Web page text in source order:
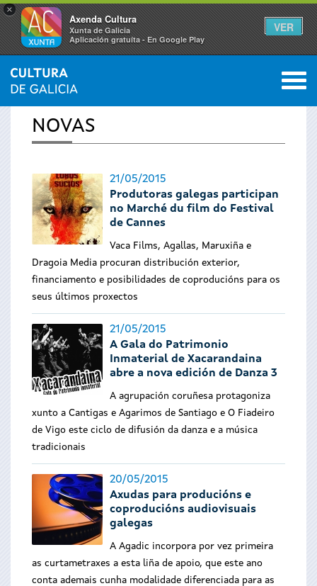
×
Axenda Cultura
Xunta de Galicia
Aplicación gratuíta - En Google Play
VER
Vostede
está
aquí
INICIO › ACTUALIDADE 0
NOVAS
21/05/2015
Produtoras galegas participan
no Marché du film do Festival
de Cannes
Vaca Films, Agallas, Maruxiña e
Dragoia Media procuran distribución exterior,
financiamento e posibilidades de coproducións para os
seus últimos proxectos
21/05/2015
A Gala do Patrimonio
Inmaterial de Xacarandaina
abre a nova edición de Danza 3
A agrupación coruñesa protagoniza
xunto a Cantigas e Agarimos de Santiago e O Fiadeiro
de Vigo este ciclo de difusión da danza e a música
tradicionais
20/05/2015
Axudas para producións e
coproducións audiovisuais
galegas
A Agadic incorpora por vez primeira
as curtametraxes a esta liña de apoio, que este ano
conta ademais cunha modalidade diferenciada para as